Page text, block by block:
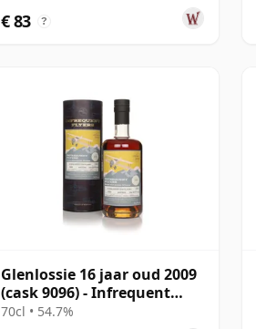
€ 83 ?
Glenlossie 16 jaar oud 2009
(cask 9096) - Infrequent
Flyers
70cl • 54.7%